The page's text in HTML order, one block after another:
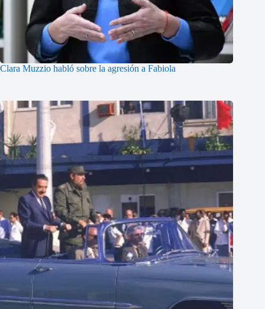
Clara Muzzio habló sobre la agresión a Fabiola